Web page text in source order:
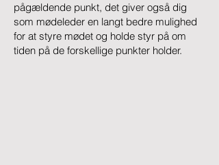
pågældende punkt, det giver også dig
som mødeleder en langt bedre mulighed
for at styre mødet og holde styr på om
tiden på de forskellige punkter holder.